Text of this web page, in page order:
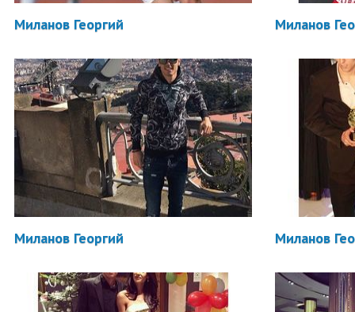
Миланов Георгий Миланов
Миланов Георгий Миланов